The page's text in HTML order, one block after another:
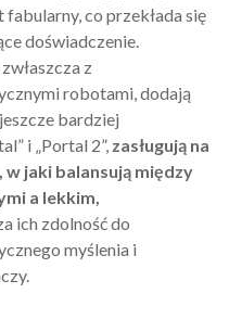
co przekłada się
doświadczenie.
z
robotami, dodają
bardziej
i „Portal 2”, zasługują na
w jaki balansują między
a lekkim,
ich zdolność do
myślenia i